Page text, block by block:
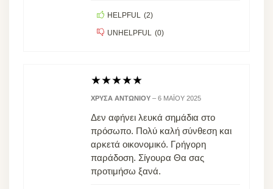
HELPFUL (2)
UNHELPFUL (0)
★★★★★
ΧΡΎΣΑ ΑΝΤΩΝΊΟΥ – 6 ΜΑΪ́ΟΥ 2025
Δεν αφήνει λευκά σημάδια στο
πρόσωπο. Πολύ καλή σύνθεση και
αρκετά οικονομικό. Γρήγορη
παράδοση. Σίγουρα Θα σας
προτιμήσω ξανά.